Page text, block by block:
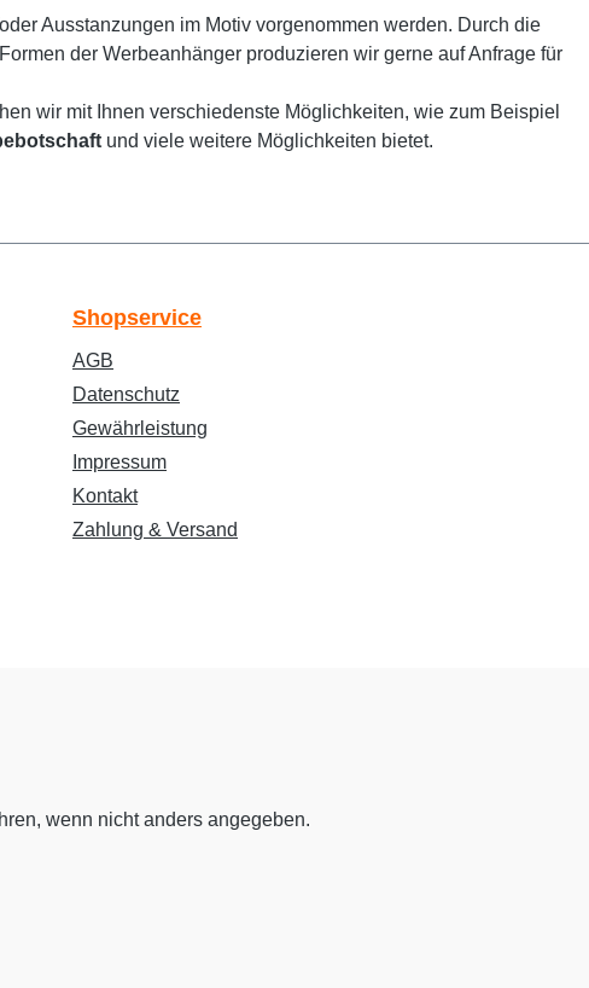
Ausstanzungen im Motiv vorgenommen werden. Durch die
der Werbeanhänger produzieren wir gerne auf Anfrage für
wir mit Ihnen verschiedenste Möglichkeiten, wie zum Beispiel
und viele weitere Möglichkeiten bietet.
Shopservice
AGB
Datenschutz
Gewährleistung
Impressum
Kontakt
Zahlung & Versand
wenn nicht anders angegeben.
Großer Cursor